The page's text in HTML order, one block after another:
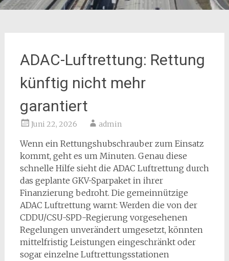
ADAC-Luftrettung: Rettung
künftig nicht mehr
garantiert
Juni 22, 2026 admin
Wenn ein Rettungshubschrauber zum Einsatz
kommt, geht es um Minuten. Genau diese
schnelle Hilfe sieht die ADAC Luftrettung durch
das geplante GKV-Sparpaket in ihrer
Finanzierung bedroht. Die gemeinnützige
ADAC Luftrettung warnt: Werden die von der
CDDU/CSU-SPD-Regierung vorgesehenen
Regelungen unverändert umgesetzt, könnten
mittelfristig Leistungen eingeschränkt oder
sogar einzelne Luftrettungsstationen